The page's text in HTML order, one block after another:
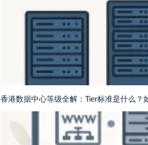
香港数据中心等级全解：Tier标准是什么？